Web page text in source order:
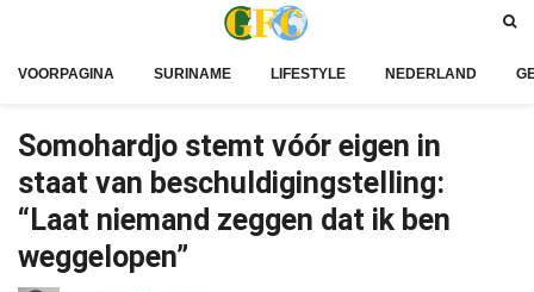
VOORPAGINA SURINAME LIFESTYLE NEDERLAND
Somohardjo stemt vóór eigen in
staat van beschuldigingstelling:
“Laat niemand zeggen dat ik ben
weggelopen”